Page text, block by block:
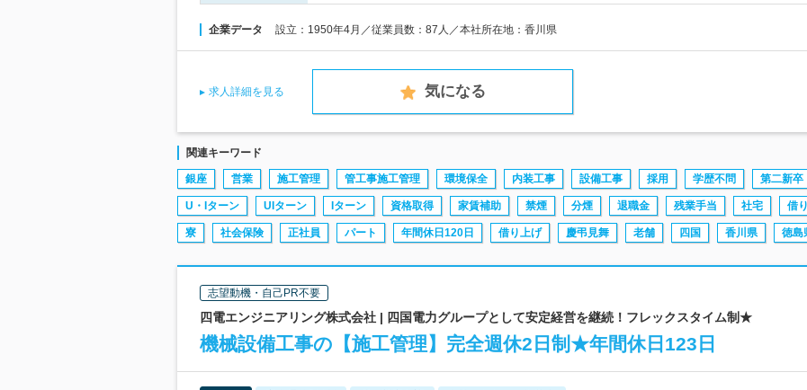
企業データ 設立：1950年4月／従業員数：87人／本社所在地：香川県
求人詳細を見る 気になる
関連キーワード
銀座 営業 施工管理 管工事施工管理 環境保全 内装工事 設備工事 採用 学歴不問 第二新卒
U・Iターン UIターン Iターン 資格取得 家賃補助 禁煙 分煙 退職金 残業手当 社宅 借
寮 社会保険 正社員 パート 年間休日120日 借り上げ 慶弔見舞 老舗 四国 香川県 徳島
志望動機・自己PR不要
四電エンジニアリング株式会社 | 四国電力グループとして安定経営を継続！フレックスタイム制★
機械設備工事の【施工管理】完全週休2日制★年間休日123日